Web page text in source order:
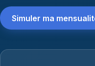
Simuler ma